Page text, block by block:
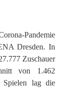
Pandemie
Dresden. In
Zuschauer
von 1.462
lag die